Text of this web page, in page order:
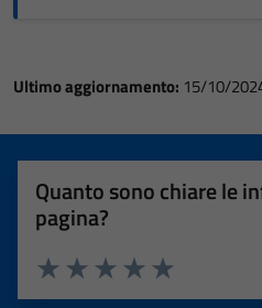
Ultimo aggiornamento: 15/10/
Quanto sono chiare le
pagina?
Valuta 5 stelle
Valuta 4 stelle su 5
Valuta 3 stelle su 5
Valuta 2 stelle su 5
Valuta 1 stelle su 5